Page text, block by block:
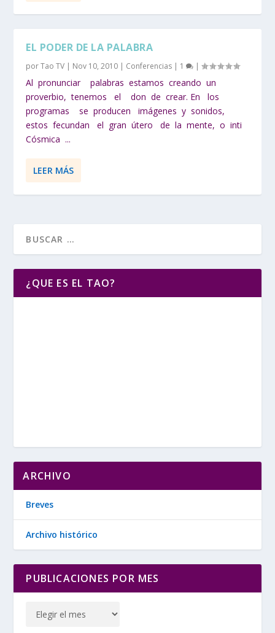
EL PODER DE LA PALABRA
porTao TV | Nov 10, 2010 | Conferencias | 1 |
Al pronunciar palabras estamos creando un
proverbio, tenemos el don de crear. En los
programas se producen imágenes y sonidos,
estos fecundan el gran útero de la mente, o inti
Cósmica ...
LEER MÁS
¿QUE ES EL TAO?
ARCHIVO
Breves
Archivo histórico
PUBLICACIONES POR MES